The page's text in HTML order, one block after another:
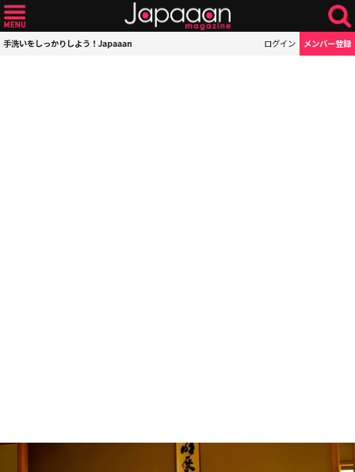
手洗いをしっかりしよう！Japaaan ログイン メンバー登録